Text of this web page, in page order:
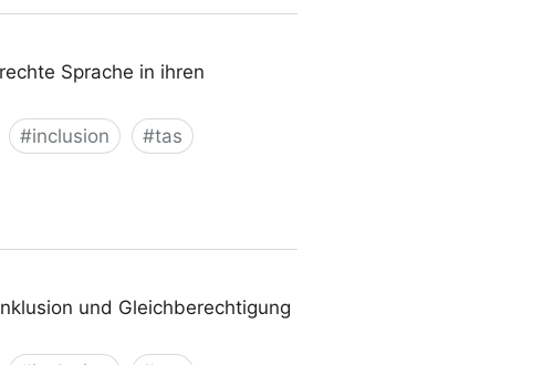
Sprache in ihren
#inclusion #tas
und Gleichberechtigung